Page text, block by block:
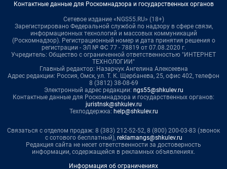
Контактные данные для Роскомнадзора и государственных органов
Сетевое издание «NGS55.RU» (18+)
Зарегистрировано Федеральной службой по надзору в сфере связи,
информационных технологий и массовых коммуникаций
(Роскомнадзор). Регистрационный номер и дата принятия решения о
регистрации - ЭЛ № ФС 77 - 78819 от 07.08.2020 г.
Учредитель: Общество с ограниченной ответственностью "ИНТЕРНЕТ
ТЕХНОЛОГИИ"
Главный редактор: Назарчук Ангелина Алексеевна
Адрес редакции: Россия, Омск, ул. Т. К. Щербанева, 25, офис 402, телефон
8 (3812) 38-08-69
Электронный адрес редакции: ngs55@shkulev.ru
Контактные данные для Роскомнадзора и государственных органов:
juristnsk@shkulev.ru
Техподдержка: help@shkulev.ru
Связаться с отделом продаж: 8 (383) 212-52-52, 8 (800) 200-03-83 (звонок
с сотового бесплатный), reklamangs@shkulev.ru
Редакция сайта не несет ответственности за достоверность
информации, содержащейся в рекламных объявлениях.
Информация об ограничениях